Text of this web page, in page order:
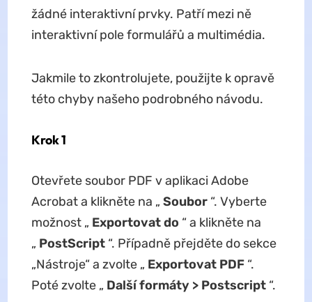
žádné interaktivní prvky. Patří mezi ně
interaktivní pole formulářů a multimédia.
Jakmile to zkontrolujete, použijte k opravě
této chyby našeho podrobného návodu.
Krok 1
Otevřete soubor PDF v aplikaci Adobe
Acrobat a klikněte na „ Soubor“. Vyberte
možnost „ Exportovat do “ a klikněte na
„ PostScript“. Případně přejděte do sekce
„Nástroje“ a zvolte „ Exportovat PDF“.
Poté zvolte „ Další formáty > Postscript“.